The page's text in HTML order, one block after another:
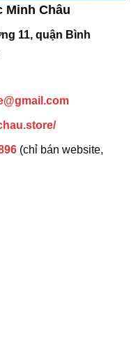
Minh Châu
11, quận Bình
(chỉ bán website,